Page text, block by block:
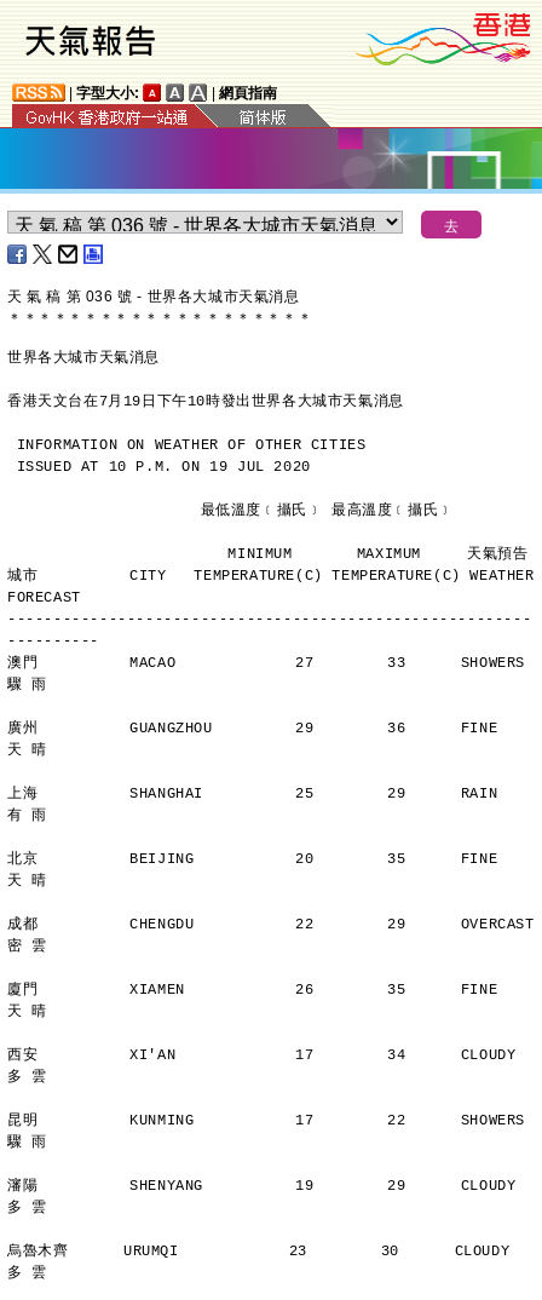
字型大小: 網頁指南
天 氣 稿 第 036 號 - 世界各大城市天氣消息
＊ ＊ ＊ ＊ ＊ ＊ ＊ ＊ ＊ ＊ ＊ ＊ ＊ ＊ ＊ ＊ ＊ ＊ ＊ ＊
世界各大城市天氣消息
香港天文台在7月19日下午10時發出世界各大城市天氣消息
INFORMATION ON WEATHER OF OTHER CITIES
ISSUED AT 10 P.M. ON 19 JUL 2020
                     最低溫度﹝攝氏﹞ 最高溫度﹝攝氏﹞
                        MINIMUM       MAXIMUM     天氣預告
城市          CITY   TEMPERATURE(C) TEMPERATURE(C) WEATHER
FORECAST
---------------------------------------------------------
----------
澳門          MACAO             27        33      SHOWERS
驟 雨
廣州          GUANGZHOU         29        36      FINE
天 晴
上海          SHANGHAI          25        29      RAIN
有 雨
北京          BEIJING           20        35      FINE
天 晴
成都          CHENGDU           22        29      OVERCAST
密 雲
廈門          XIAMEN            26        35      FINE
天 晴
西安          XI'AN             17        34      CLOUDY
多 雲
昆明          KUNMING           17        22      SHOWERS
驟 雨
瀋陽          SHENYANG          19        29      CLOUDY
多 雲
烏魯木齊      URUMQI            23        30      CLOUDY
多 雲